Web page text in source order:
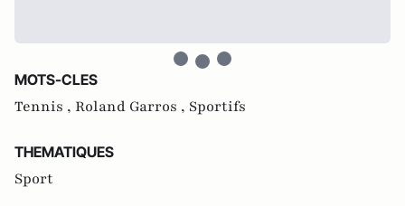
MOTS-CLES
Tennis , Roland Garros , Sportifs
THEMATIQUES
Sport